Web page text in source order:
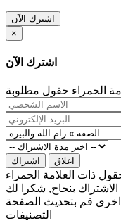
اشترك الآن
×
اشترك الآن
الحمراء حقول مطلوبة
اشتراك اغلاق
ذات العلامة الحمراء
الاشتراك بنجاح, شكرا لك
اخرى قم بتحديث الصفحة
التصنيفات